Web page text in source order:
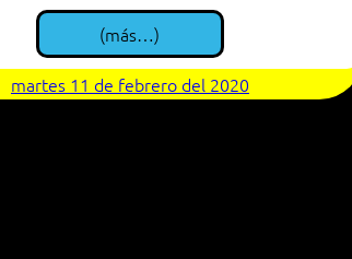
(más…)
martes 11 de febrero del 2020